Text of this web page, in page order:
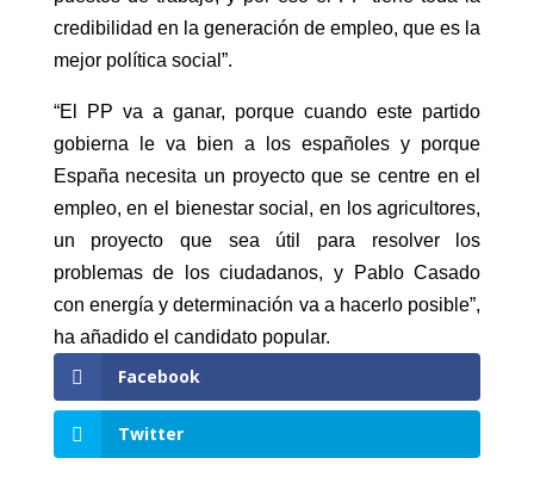
credibilidad en la generación de empleo, que es la
mejor política social”.
“El PP va a ganar, porque cuando este partido
gobierna le va bien a los españoles y porque
España necesita un proyecto que se centre en el
empleo, en el bienestar social, en los agricultores,
un proyecto que sea útil para resolver los
problemas de los ciudadanos, y Pablo Casado
con energía y determinación va a hacerlo posible”,
ha añadido el candidato popular.
Facebook
Twitter